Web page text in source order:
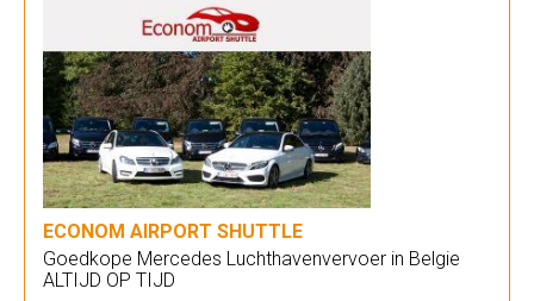
ECONOM AIRPORT SHUTTLE
Goedkope Mercedes Luchthavenvervoer in Belgie
ALTIJD OP TIJD